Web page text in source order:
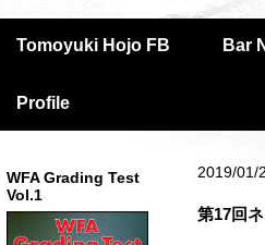
Tomoyuki Hojo FB Bar
Profile
2019/01/
第17回
WFA Grading Test
Vol.1